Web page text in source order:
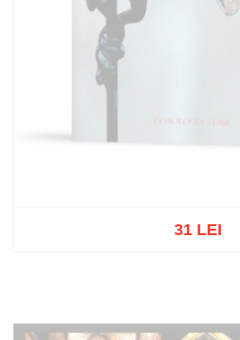
31 LEI